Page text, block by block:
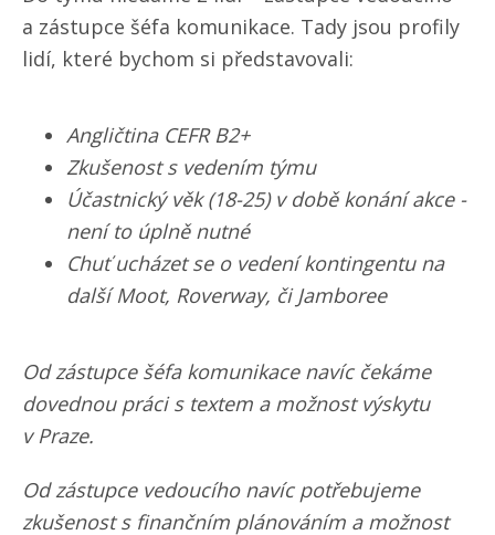
a zástupce šéfa komunikace. Tady jsou profily
lidí, které bychom si představovali:
Angličtina CEFR B2+
Zkušenost s vedením týmu
Účastnický věk (18-25) v době konání akce -
není to úplně nutné
Chuť ucházet se o vedení kontingentu na
další Moot, Roverway, či Jamboree
Od zástupce šéfa komunikace navíc čekáme
dovednou práci s textem a možnost výskytu
v Praze.
Od zástupce vedoucího navíc potřebujeme
zkušenost s finančním plánováním a možnost